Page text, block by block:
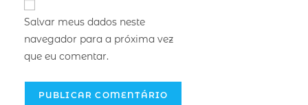
Salvar meus dados neste
navegador para a próxima vez
que eu comentar.